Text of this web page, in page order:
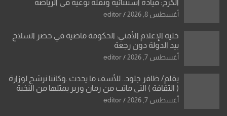
الكرخ: قيادة استثنائية ونقلة نوعية في الرياضة
العراقية
أغسطس 8, 2026 editor
خلية الإعلام الأمني: الحكومة ماضية في حصر السلاح
بيد الدولة دون رجعة
أغسطس 7, 2026 editor
بقلم/ ظافر جلود.. للأسف ما يحدث .وكاننا نرشح لوزارة
( الثقافة ) التي ماتت من زمان وزير يمثلها من النخبة
والإرث العظيم للثقافة العراقية..
أغسطس 7, 2026 editor